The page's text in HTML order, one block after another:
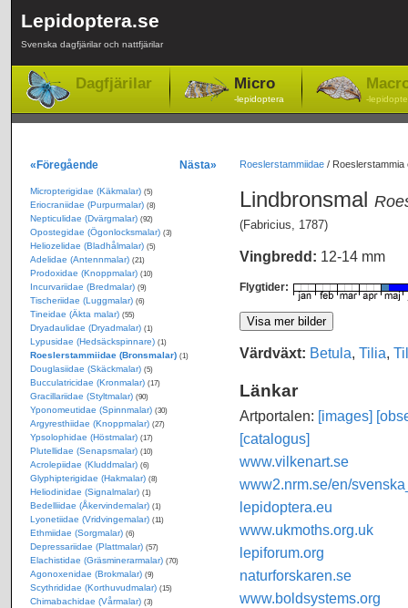
Lepidoptera.se
Svenska dagfjärilar och nattfjärilar
Dagfjärilar Micro
-lepidoptera -
Roeslerstammiidae/ Roeslerstammia
Lindbronsmal
(Fabricius, 1787)
Vingbredd: 12-14 mm
Flygtider:
Värdväxt: Betula, Tilia,
Länkar
Artportalen: [images]
[catalogus]
www.vilkenart.se
www2.nrm.se/en/
lepidoptera.eu
www.ukmoths.org.uk
lepiforum.org
naturforskaren.se
www.boldsystems.org
«Föregående Nästa»
Micropterigidae (Käkmalar) (5)
Eriocraniidae (Purpurmalar) (8)
Nepticulidae (Dvärgmalar) (92)
Opostegidae (Ögonlocksmalar) (3)
Heliozelidae (Bladhålmalar) (5)
Adelidae (Antennmalar) (21)
Prodoxidae (Knoppmalar) (10)
Incurvariidae (Bredmalar) (9)
Tischeriidae (Luggmalar) (6)
Tineidae (Äkta malar) (55)
Dryadaulidae (Dryadmalar) (1)
Lypusidae (Hedsäckspinnare) (1)
Roeslerstammiidae (Bronsmalar) (1)
Douglasiidae (Skäckmalar) (5)
Bucculatricidae (Kronmalar) (17)
Gracillariidae (Styltmalar) (90)
Yponomeutidae (Spinnmalar) (30)
Argyresthiidae (Knoppmalar) (27)
Ypsolophidae (Höstmalar) (17)
Plutellidae (Senapsmalar) (10)
Acrolepiidae (Kluddmalar) (6)
Glyphipterigidae (Hakmalar) (8)
Heliodinidae (Signalmalar) (1)
Bedelliidae (Åkervindemalar) (1)
Lyonetiidae (Vridvingemalar) (11)
Ethmiidae (Sorgmalar) (6)
Depressariidae (Plattmalar) (57)
Elachistidae (Gräsminerarmalar) (70)
Agonoxenidae (Brokmalar) (9)
Scythrididae (Korthuvudmalar) (15)
Chimabachidae (Vårmalar) (3)